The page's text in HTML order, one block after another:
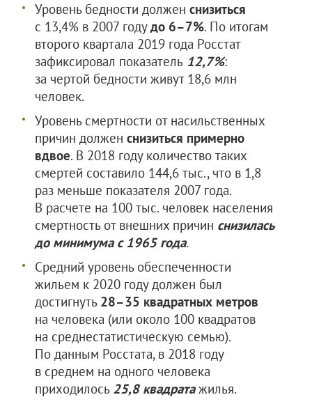
Уровень бедности должен снизиться
с 13,4% в 2007 годудо 6–7%. По итогам
второго квартала 2019 года Росстат
зафиксировал показатель 12,7%:
за чертой бедности живут 18,6 млн
человек.
Уровень смертности от насильственных
причин должен снизиться примерно
вдвое. В 2018 году количество таких
смертей составило 144,6 тыс., что в 1,8
раз меньше показателя 2007 года.
В расчете на 100 тыс. человек населения
смертность от внешних причин снизилась
до минимума с 1965 года.
Средний уровень обеспеченности
жильем к 2020 году должен был
достигнуть 28–35 квадратных метров
на человека (или около 100 квадратов
на среднестатистическую семью).
По данным Росстата, в 2018 году
в среднем на одного человека
приходилось 25,8 квадратажилья.